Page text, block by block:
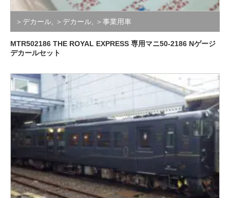
＞デカール ＞デカール ＞事業用車
MTR502186 THE ROYAL EXPRESS 専用マニ50-2186 Nゲージ
デカールセット